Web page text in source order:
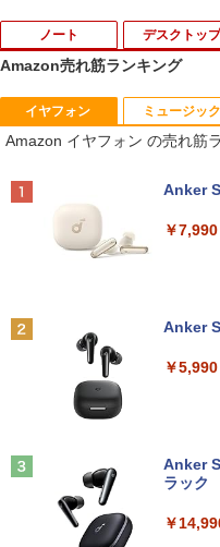
ノート
1
【期
in11
付き
メモ
新で
5U
デスクトッ
1
【
ット
B、
学ド
e/
【初
B｜
C 初
￥
1
NEC
LED
非光
080
スプ
￥
3
e
ワイ
￥
1
ちい
（4）
￥
￥
￥
Amazon売れ筋ランキング
イヤフォン
Amazon イヤフォン の売れ筋
Anker
￥7,990
Anker
￥5,990
Anker
ラック
￥
ミュージック